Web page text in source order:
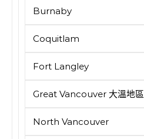
Burnaby
Coquitlam
Fort Langley
Great Vancouver 大溫地區
North Vancouver